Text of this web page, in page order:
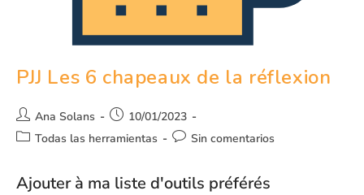
PJJ Les 6 chapeaux de la réflexion
Ana Solans
10/01/2023
Todas las herramientas
Sin comentarios
Ajouter à ma liste d'outils préférés